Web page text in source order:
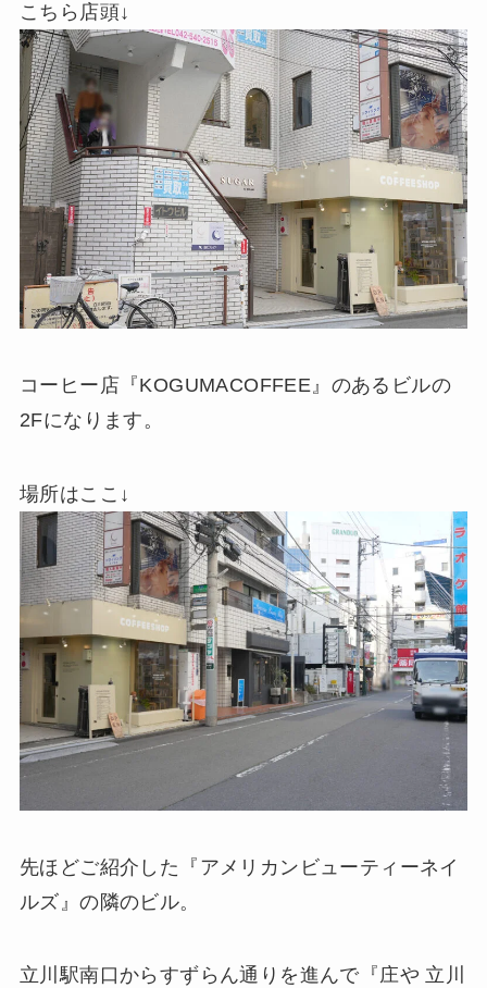
こちら店頭↓
コーヒー店『KOGUMACOFFEE』のあるビルの
2Fになります。
場所はここ↓
先ほどご紹介した『アメリカンビューティーネイ
ルズ』の隣のビル。
立川駅南口からすずらん通りを進んで『庄や 立川